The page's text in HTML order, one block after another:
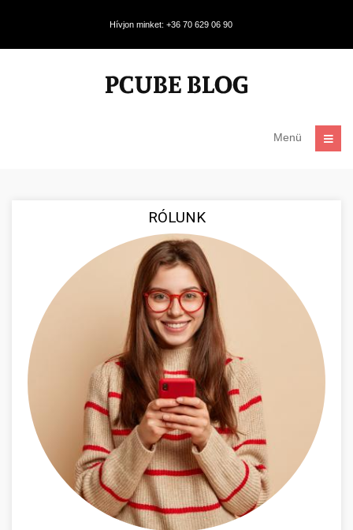
Hívjon minket: +36 70 629 06 90
Menü
RÓLUNK